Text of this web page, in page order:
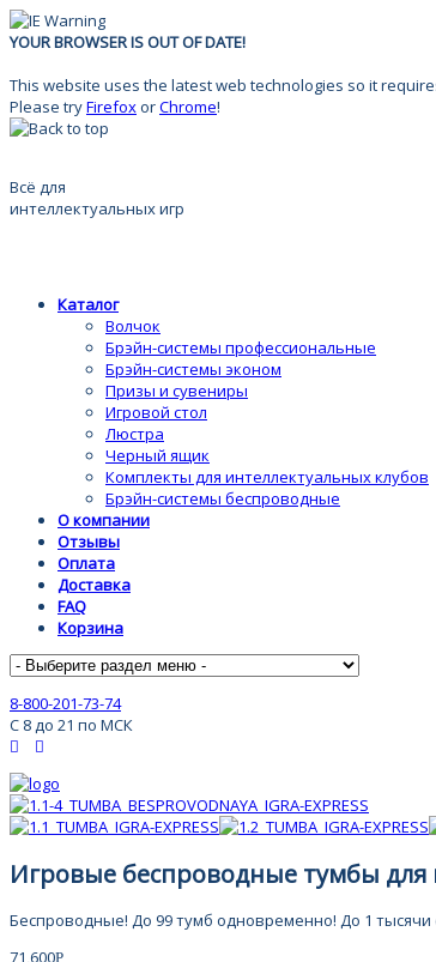
YOUR BROWSER IS OUT OF DATE!
This website uses the latest web technologies so it
Please tryFirefoxorChrome!
Всё для
интеллектуальных игр
Каталог
Волчок
Брэйн-системы профессиональные
Брэйн-системы эконом
Призы и сувениры
Игровой стол
Люстра
Черный ящик
Комплекты для интеллектуальных клубов
Брэйн-системы беспроводные
О компании
Отзывы
Оплата
Доставка
FAQ
Корзина
8-800-201-73-74
С 8 до 21 по МСК
Игровые беспроводные тумбы для
Беспроводные! До 99 тумб одновременно! До 1 тысячи
71,600Р